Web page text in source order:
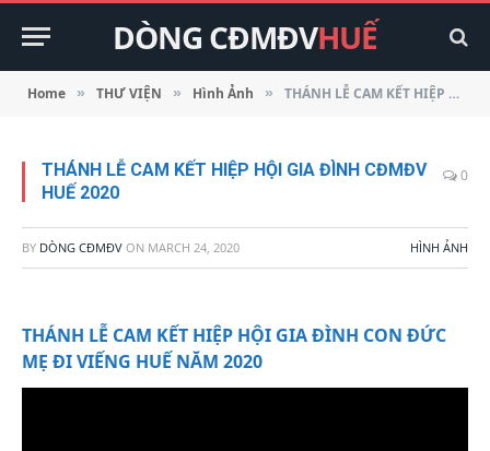
DÒNG CĐMĐVHUẾ
Home » THƯ VIỆN » Hình Ảnh » THÁNH LỄ CAM KẾT HIỆP HỘI GIA ĐÌNH CĐMĐV HUẾ 2020
THÁNH LỄ CAM KẾT HIỆP HỘI GIA ĐÌNH CĐMĐV
HUẾ 2020
0
BY DÒNG CĐMĐV ON MARCH 24, 2020 HÌNH ẢNH
THÁNH LỄ CAM KẾT HIỆP HỘI GIA ĐÌNH CON ĐỨC
MẸ ĐI VIẾNG HUẾ NĂM 2020